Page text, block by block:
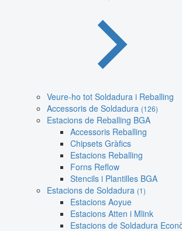
Veure-ho tot Soldadura i Reballing
Accessoris de Soldadura (126)
Estacions de Reballing BGA
Accessoris Reballing
Chipsets Gràfics
Estacions Reballing
Forns Reflow
Stencils i Plantilles BGA
Estacions de Soldadura (1)
Estacions Aoyue
Estacions Atten i Mlink
Estacions de Soldadura